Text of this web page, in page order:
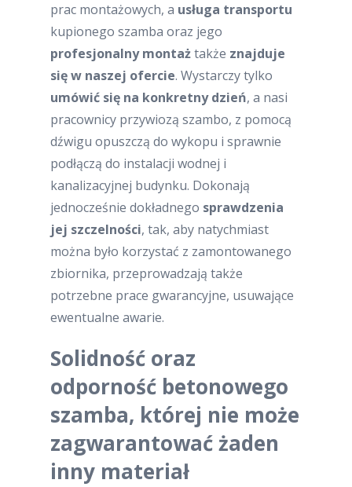
prac montażowych, a usługa transportu
kupionego szamba oraz jego
profesjonalny montażtakże znajduje
się w naszej ofercie. Wystarczy tylko
umówić się na konkretny dzień, a nasi
pracownicy przywiozą szambo, z pomocą
dźwigu opuszczą do wykopu i sprawnie
podłączą do instalacji wodnej i
kanalizacyjnej budynku. Dokonają
jednocześnie dokładnego sprawdzenia
jej szczelności, tak, aby natychmiast
można było korzystać z zamontowanego
zbiornika, przeprowadzają także
potrzebne prace gwarancyjne, usuwające
ewentualne awarie.
Solidność oraz
odporność betonowego
szamba, której nie może
zagwarantować żaden
inny materiał